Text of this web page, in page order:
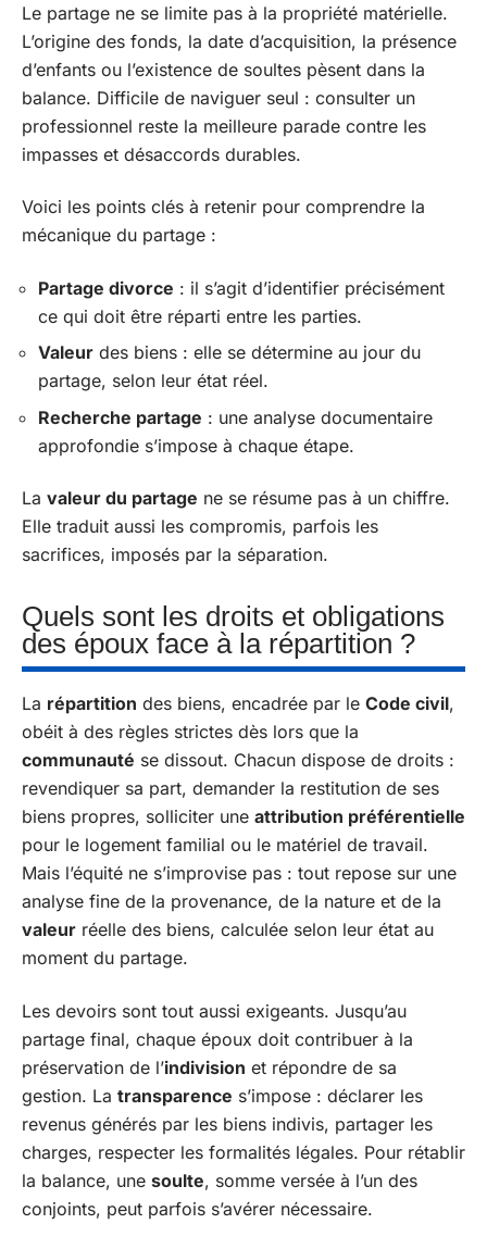
Le partage ne se limite pas à la propriété matérielle.
L’origine des fonds, la date d’acquisition, la présence
d’enfants ou l’existence de soultes pèsent dans la
balance. Difficile de naviguer seul : consulter un
professionnel reste la meilleure parade contre les
impasses et désaccords durables.
Voici les points clés à retenir pour comprendre la
mécanique du partage :
Partage divorce : il s’agit d’identifier précisément
ce qui doit être réparti entre les parties.
Valeur des biens : elle se détermine au jour du
partage, selon leur état réel.
Recherche partage : une analyse documentaire
approfondie s’impose à chaque étape.
La valeur du partage ne se résume pas à un chiffre.
Elle traduit aussi les compromis, parfois les
sacrifices, imposés par la séparation.
Quels sont les droits et obligations
des époux face à la répartition ?
La répartition des biens, encadrée par le Code civil,
obéit à des règles strictes dès lors que la
communauté se dissout. Chacun dispose de droits :
revendiquer sa part, demander la restitution de ses
biens propres, solliciter une attribution préférentielle
pour le logement familial ou le matériel de travail.
Mais l’équité ne s’improvise pas : tout repose sur une
analyse fine de la provenance, de la nature et de la
valeur réelle des biens, calculée selon leur état au
moment du partage.
Les devoirs sont tout aussi exigeants. Jusqu’au
partage final, chaque époux doit contribuer à la
préservation de l’indivision et répondre de sa
gestion. La transparence s’impose : déclarer les
revenus générés par les biens indivis, partager les
charges, respecter les formalités légales. Pour rétablir
la balance, une soulte, somme versée à l’un des
conjoints, peut parfois s’avérer nécessaire.